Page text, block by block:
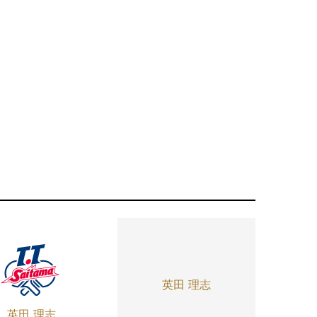
英田 理志